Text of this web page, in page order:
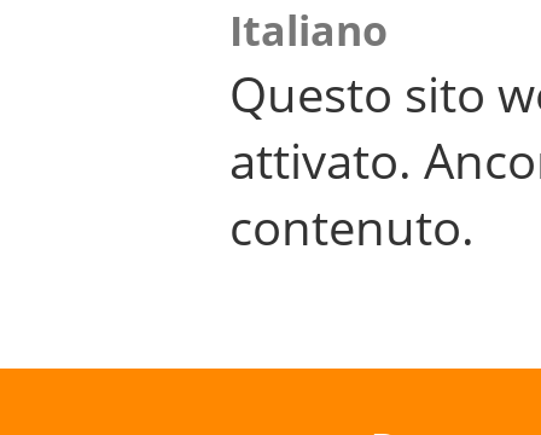
Italiano
Questo sito
attivato.
contenuto.